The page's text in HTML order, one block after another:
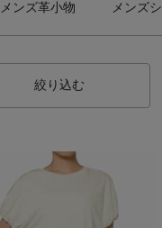
メンズ革小物 メンズ
絞り込む